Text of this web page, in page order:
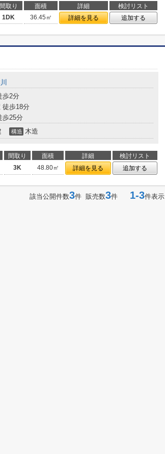
間取り 面積 詳細
検討リスト
1DK 36.45㎡ 詳細を見る 追加する
歩2分
徒歩18分
歩25分
構造 木造
間取り 面積 詳細
検討リスト
3K 48.80㎡ 詳細を見る 追加する
該当公開件数3件 販売数3件 1-3件表示